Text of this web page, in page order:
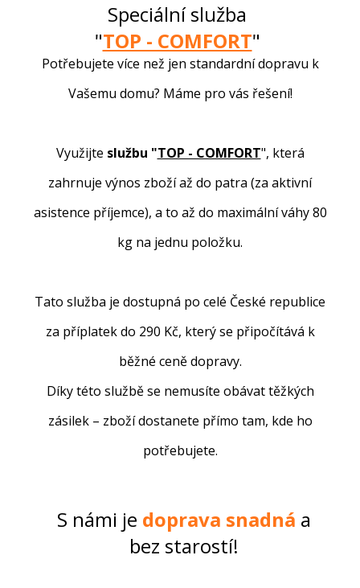
Speciální služba
"TOP - COMFORT"
Potřebujete více než jen standardní dopravu k
Vašemu domu? Máme pro vás řešení!
Využijte službu "TOP - COMFORT", která
zahrnuje výnos zboží až do patra (za aktivní
asistence příjemce), a to až do maximální váhy 80
kg na jednu položku.
Tato služba je dostupná po celé České republice
za příplatek do 290 Kč, který se připočítává k
běžné ceně dopravy.
Díky této službě se nemusíte obávat těžkých
zásilek – zboží dostanete přímo tam, kde ho
potřebujete.
S námi je doprava snadná a
bez starostí!